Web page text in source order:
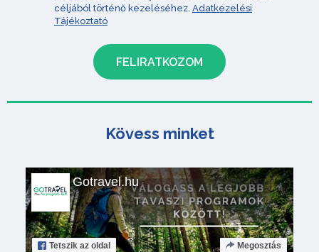
céljából történő kezeléséhez. Adatkezelési
Tájékoztató
Kövess minket
Gotravel.hu
Tetszik az oldal Megosztás